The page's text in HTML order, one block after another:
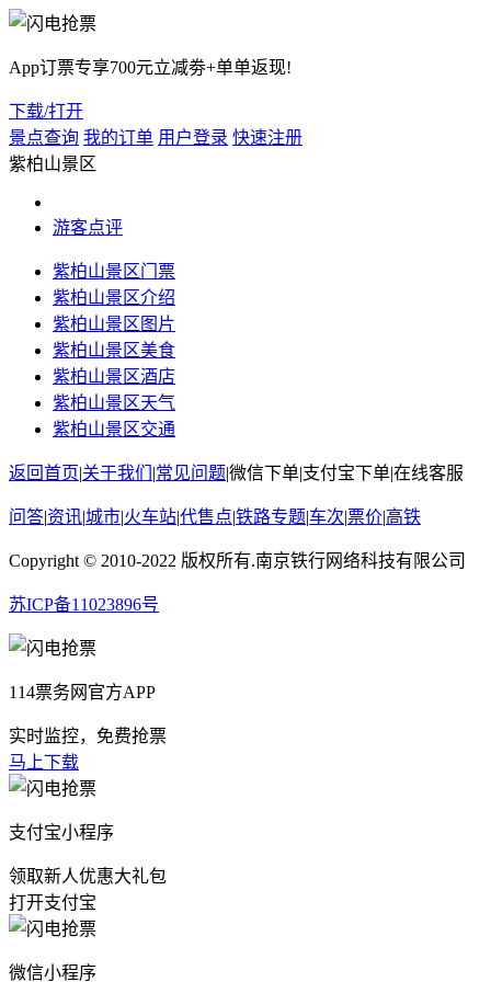
App订票专享700元立减劵+单单返现!
下载/打开
景点查询 我的订单 用户登录 快速注册
紫柏山景区
游客点评
紫柏山景区门票
紫柏山景区介绍
紫柏山景区图片
紫柏山景区美食
紫柏山景区酒店
紫柏山景区天气
紫柏山景区交通
返回首页|关于我们 |常见问题|微信下单|支付宝下单|在线客服
问答|资讯|城市|火车站|代售点|铁路专题|车次|票价|高铁
Copyright © 2010-2022 版权所有.南京铁行网络科技有限公司
苏ICP备11023896号
114票务网官方APP
实时监控，免费抢票
马上下载
支付宝小程序
领取新人优惠大礼包
打开支付宝
微信小程序